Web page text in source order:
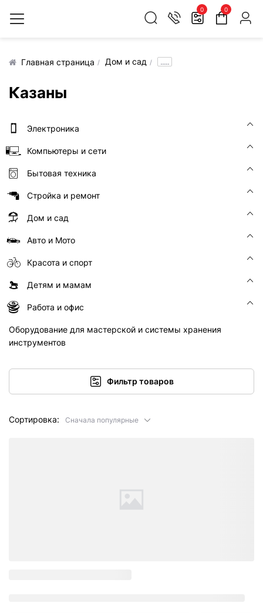
0 0
Главная страница Дом и сад .....
Казаны
Электроника
Компьютеры и сети
Бытовая техника
Стройка и ремонт
Дом и сад
Авто и Мото
Красота и спорт
Детям и мамам
Работа и офис
Оборудование для мастерской и системы хранения
инструментов
Фильтр товаров
Сортировка: Сначала популярные